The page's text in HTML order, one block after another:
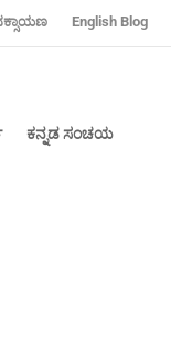
‍English Blog
ಕನ್ನಡ ಸಂಚಯ